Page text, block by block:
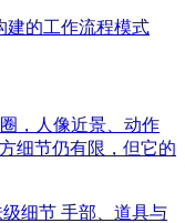
建的工作流程模式
，人像近景、动作
细节仍有限，但它的
细节 手部、道具与